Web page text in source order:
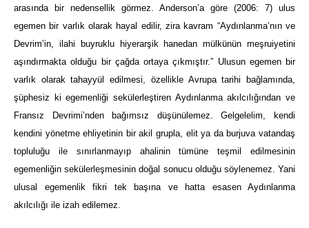
arasında bir nedensellik görmez. Anderson’a göre (2006: 7) ulus
egemen bir varlık olarak hayal edilir, zira kavram “Aydınlanma’nın ve
Devrim’in, ilahi buyruklu hiyerarşik hanedan mülkünün meşruiyetini
aşındırmakta olduğu bir çağda ortaya çıkmıştır.” Ulusun egemen bir
varlık olarak tahayyül edilmesi, özellikle Avrupa tarihi bağlamında,
şüphesiz ki egemenliği sekülerleştiren Aydınlanma akılcılığından ve
Fransız Devrimi’nden bağımsız düşünülemez. Gelgelelim, kendi
kendini yönetme ehliyetinin bir akil grupla, elit ya da burjuva vatandaş
topluluğu ile sınırlanmayıp ahalinin tümüne teşmil edilmesinin
egemenliğin sekülerleşmesinin doğal sonucu olduğu söylenemez. Yani
ulusal egemenlik fikri tek başına ve hatta esasen Aydınlanma
akılcılığı ile izah edilemez.